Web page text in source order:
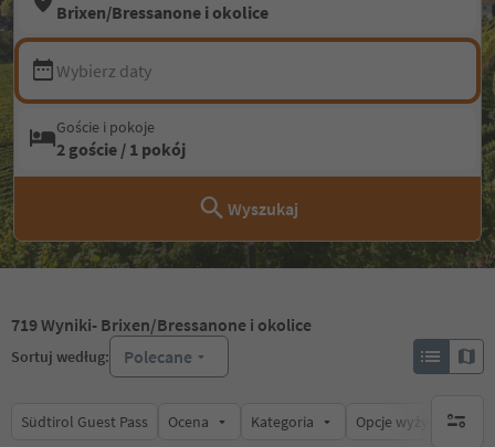
Brixen/Bressanone i okolice
Wybierz daty
Goście i pokoje
2 goście / 1 pokój
Wyszukaj
719Wyniki- Brixen/Bressanone i okolice
Sortuj według: Polecane
Südtirol Guest Pass Ocena Kategoria Opcje wyżywieniabrak